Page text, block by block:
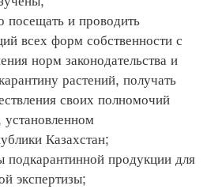
и проводить
всех форм собственности с
норм законодательства и
растений, получать
своих полномочий
Казахстан;
продукции для
экспертизы;